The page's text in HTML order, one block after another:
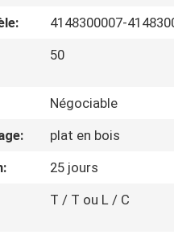
4148300007-
50
Négociable
plat en bois
25 jours
T / T ou L / C